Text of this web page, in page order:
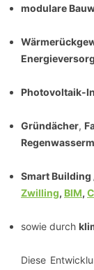
modulare
Photovoltaik-
Gründächer,
Smart Building
Zwilling, BIM,
sowie durch
Diese